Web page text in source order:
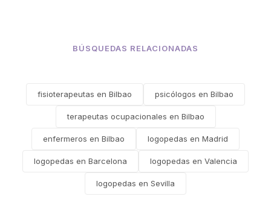
BÚSQUEDAS RELACIONADAS
fisioterapeutas en Bilbao psicólogos en Bilbao
terapeutas ocupacionales en Bilbao
enfermeros en Bilbao logopedas en Madrid
logopedas en Barcelona logopedas en Valencia
logopedas en Sevilla